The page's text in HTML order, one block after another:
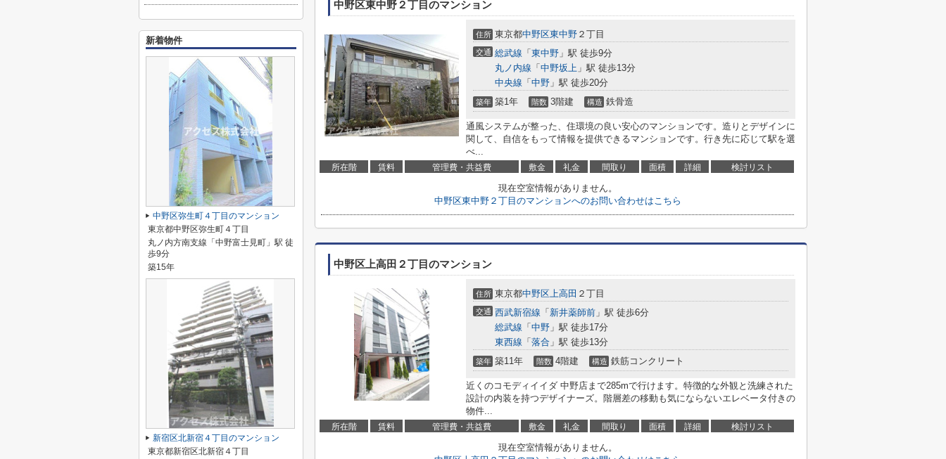
中野区東中野２丁目のマンション
住所 東京都中野区東中野 ２丁目
交通 総武線 「 東中野 」駅 徒歩9分
丸ノ内線 「 中野坂上 」駅 徒歩13分
中央線 「 中野 」駅 徒歩20分
築年 築1年 階数 3階建 構造 鉄骨造
通風システムが整った、住環境の良い安心のマンションです。造りとデザインに
関して、自信をもって情報を提供できるマンションです。行き先に応じて駅を選
べ...
所在階 賃料 管理費・共益費 敷金 礼金 間取り 面積 詳細 検討リスト
現在空室情報がありません。
中野区東中野２丁目のマンションへのお問い合わせはこちら
中野区上高田２丁目のマンション
住所 東京都中野区上高田 ２丁目
交通 西武新宿線 「 新井薬師前 」駅 徒歩6分
総武線 「 中野 」駅 徒歩17分
東西線 「 落合 」駅 徒歩13分
築年 築11年 階数 4階建 構造 鉄筋コンクリート
近くのコモディイイダ 中野店まで285mで行けます。特徴的な外観と洗練された
設計の内装を持つデザイナーズ。階層差の移動も気にならないエレベータ付きの
物件...
所在階 賃料 管理費・共益費 敷金 礼金 間取り 面積 詳細 検討リスト
現在空室情報がありません。
新着物件
中野区弥生町４丁目のマンション
東京都中野区弥生町４丁目
丸ノ内方南支線「中野富士見町」駅 徒
歩9分
築15年
新宿区北新宿４丁目のマンション
東京都新宿区北新宿４丁目